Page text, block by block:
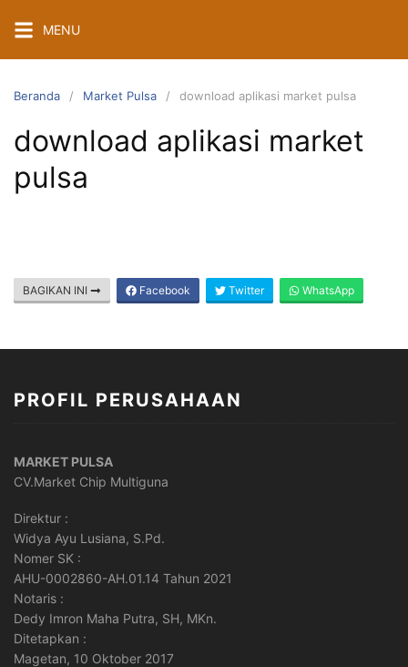
ke
konten
MENU
Beranda Market Pulsa download aplikasi market pulsa
download aplikasi market
pulsa
BAGIKAN INI Facebook Twitter WhatsApp
PROFIL PERUSAHAAN
MARKET PULSA
CV.Market Chip Multiguna
Direktur :
Widya Ayu Lusiana, S.Pd.
Nomer SK :
AHU-0002860-AH.01.14 Tahun 2021
Notaris :
Dedy Imron Maha Putra, SH, MKn.
Ditetapkan :
Magetan, 10 Oktober 2017